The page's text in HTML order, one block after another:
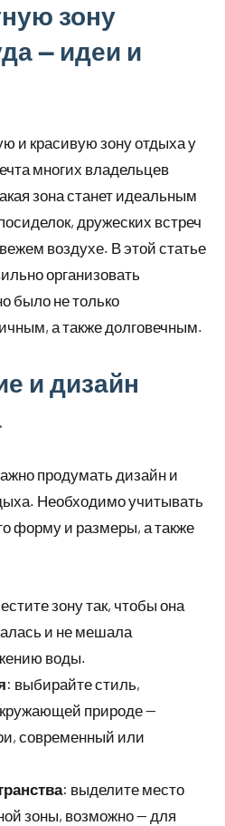
зону
— идеи и
и красивую зону отдыха у
многих владельцев
зона станет идеальным
дружеских встреч
воздухе. В этой статье
организовать
было не только
а также долговечным.
и дизайн
продумать дизайн и
Необходимо учитывать
форму и размеры, а также
зону так, чтобы она
и не мешала
воды.
: выбирайте стиль,
природе —
современный или
: выделите место
зоны, возможно — для